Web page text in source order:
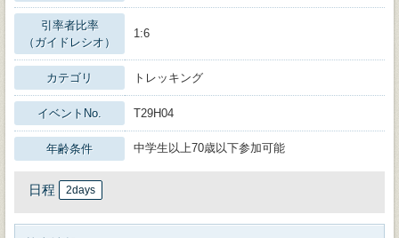
引率者比率
（ガイドレシオ）
1:6
カテゴリ トレッキング
イベントNo. T29H04
年齢条件 中学生以上70歳以下参加可能
日程 2days